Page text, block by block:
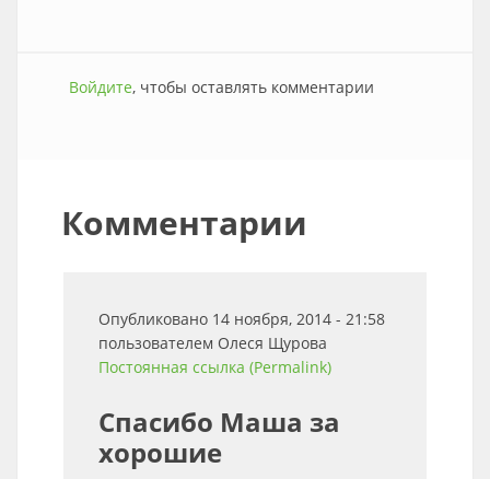
Войдите, чтобы оставлять комментарии
Комментарии
Опубликовано 14 ноября, 2014 - 21:58
пользователем Олеся Щурова
Постоянная ссылка (Permalink)
Спасибо Маша за
хорошие